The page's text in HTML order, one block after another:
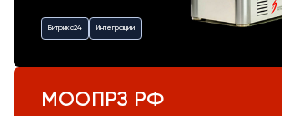
Битрикс24 Интеграции
МООПРЗ РФ